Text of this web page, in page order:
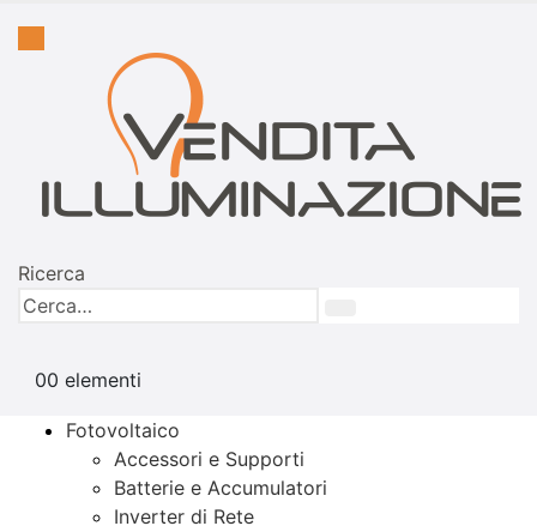
Ricerca
00 elementi
Fotovoltaico
Accessori e Supporti
Batterie e Accumulatori
Inverter di Rete